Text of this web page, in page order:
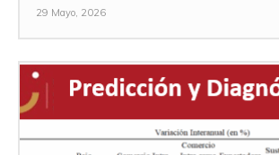
29 Mayo, 2026